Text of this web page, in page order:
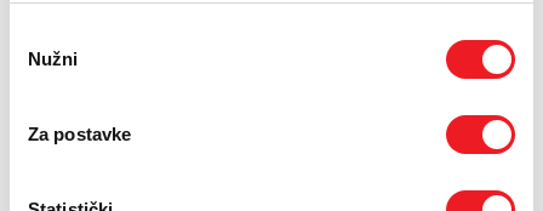
pristanka
Nužni
Za postavke
39,00 KM (bez PDV-a).
Obogaćen je i postojeći TRIO paket koji sada sadržava
fiksnu telefonsku uslugu s uključenih 400 besplatnih
besplatnih minuta prema fiksnim mrežama u Hrvatskoj,